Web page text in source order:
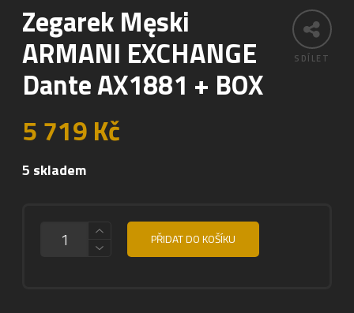
SDÍLET
Zegarek Męski
ARMANI EXCHANGE
Dante AX1881 + BOX
5 719Kč
5 skladem
PŘIDAT DO KOŠÍKU